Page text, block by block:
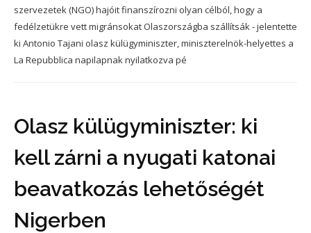
szervezetek (NGO) hajóit finanszírozni olyan célból, hogy a
fedélzetükre vett migránsokat Olaszországba szállítsák - jelentette
ki Antonio Tajani olasz külügyminiszter, miniszterelnök-helyettes a
La Repubblica napilapnak nyilatkozva pé
Olasz külügyminiszter: ki
kell zárni a nyugati katonai
beavatkozás lehetőségét
Nigerben